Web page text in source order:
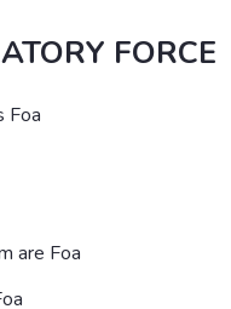
FORCE
Foa
are Foa